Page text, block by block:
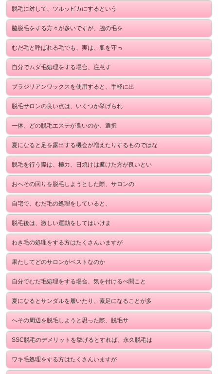
脱毛に対して、ツルッピカにするという
脇脱毛をする方々が多いですが、脇の毛を
むだ毛と呼ばれる毛でも、実は、肌を守っ
自分でムダ毛処理をする場合、注意す
ブラジリアンワックスを使用すると、手軽に出
脱毛サロンの良い点は、いくつか挙げられ
一体、どの脱毛エステが良いのか、選択
夏になると足を露出する機会が増えたりするものではな
脱毛を行う際は、極力、日焼けは避けた方が良いとい
おへその回りを脱毛しようとした際、サロンの
自宅で、むだ毛の処理をしていると、
脱毛後は、激しい運動をしてはいけま
わき毛の処理をする方はたくさんいますが
果たしてどのサロンがベストなのか
自分でむだ毛処理をする場合、気を付けるべ聞こと
夏になるとサンダルを履いたり、素足になることが多
へその周辺を脱毛しようと思った際、脱毛サ
SSC脱毛のデメリットを挙げるとすれば、永久脱毛は
ワキ毛処理をする方はたくさんいますが